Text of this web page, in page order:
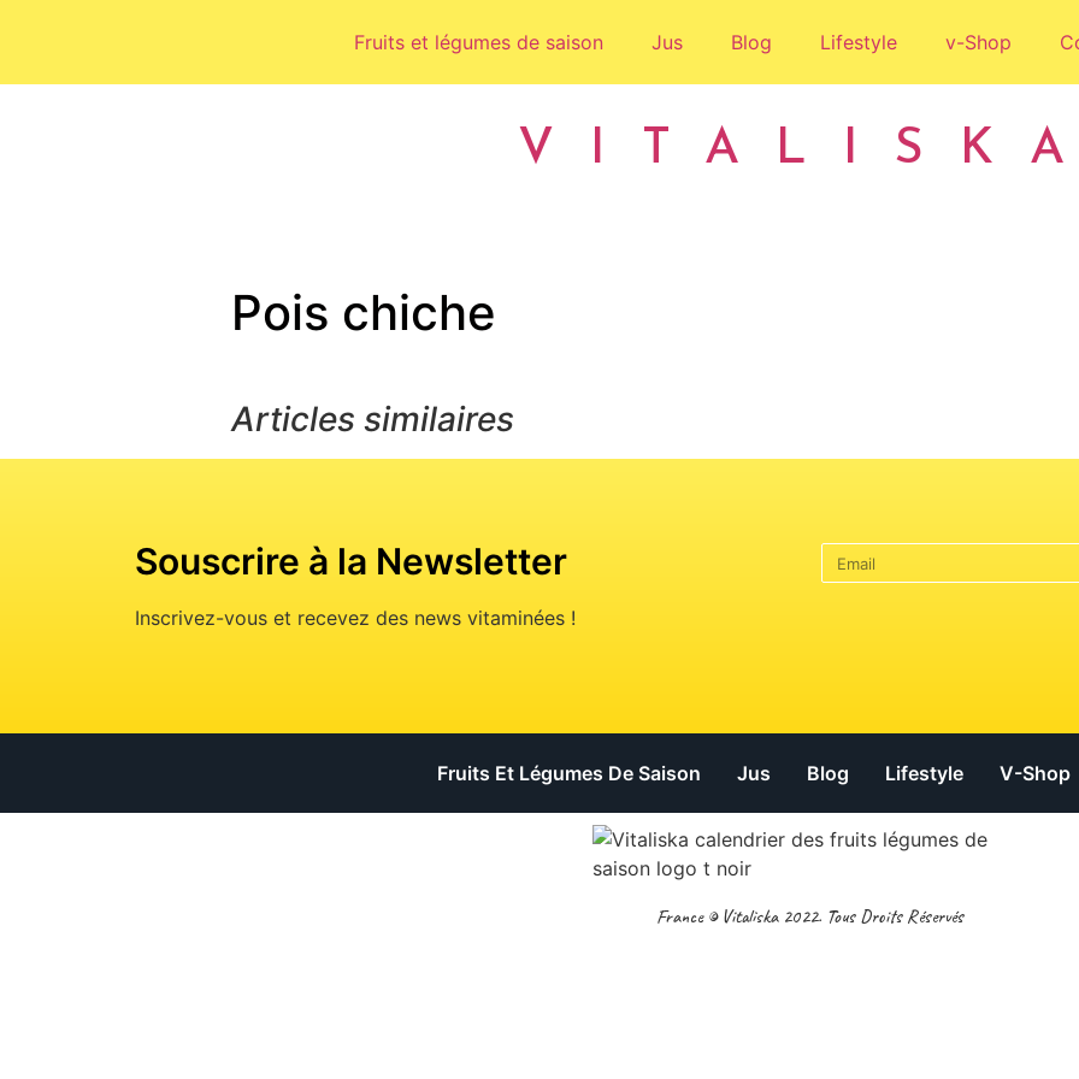
Fruits et légumes de saison Jus Blog Lifestyle v-Shop
VITALISKA
Pois chiche
Articles similaires
Souscrire à la Newsletter
Inscrivez-vous et recevez des news vitaminées !
Fruits Et Légumes De Saison Jus Blog Lifestyle V-Shop
France © Vitaliska 2022. Tous Droits Réservés